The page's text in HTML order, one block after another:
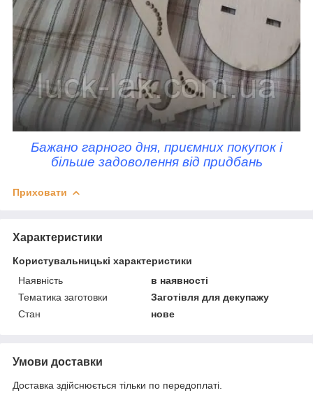
Бажано гарного дня, приємних покупок і
більше задоволення від придбань
Приховати
Характеристики
Користувальницькі характеристики
Наявність
в наявності
Тематика заготовки
Заготівля для декупажу
Стан
нове
Умови доставки
Доставка здійснюється тільки по передоплаті.